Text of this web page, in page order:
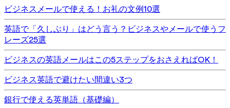
ビジネスメールで使える！お礼の文例10選
英語で「久しぶり」はどう言う？ビジネスやメールで使うフ
レーズ25選
ビジネスの英語メールはこの5ステップをおさえればOK！
ビジネス英語で避けたい間違い3つ
銀行で使える英単語（基礎編）